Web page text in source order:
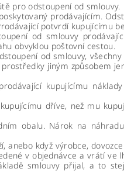
pro odstoupení od smlouvy.
prodávajícím.
potvrdí kupujícímu
od smlouvy
obvyklou poštovní cestou.
od smlouvy,
jiným způsobem
kupujícímu
dříve, než mu
obalu. Nárok na
když výrobce,
v objednávce a vrátí ve
smlouvy přijal, a to